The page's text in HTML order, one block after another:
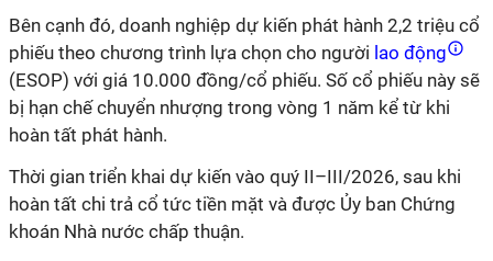
Bên cạnh đó, doanh nghiệp dự kiến phát hành 2,2 triệu cổ
phiếu theo chương trình lựa chọn cho người lao động
(ESOP) với giá 10.000 đồng/cổ phiếu. Số cổ phiếu này sẽ
bị hạn chế chuyển nhượng trong vòng 1 năm kể từ khi
hoàn tất phát hành.
Thời gian triển khai dự kiến vào quý II–III/2026, sau khi
hoàn tất chi trả cổ tức tiền mặt và được Ủy ban Chứng
khoán Nhà nước chấp thuận.